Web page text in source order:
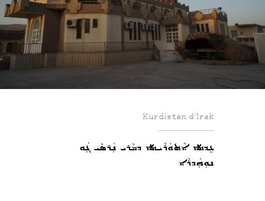
Kurdistan d’Irak
ܥܹܕܬܐ ܐܵܬܘܿܪܵܝܬܐ ܕܡܵܪܝ ܢܲܪܣܵܝ ܓܲܘ
ܢܘܼܗܲܕܪܵܐ